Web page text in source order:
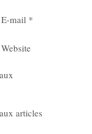
E-mail *
Website
articles